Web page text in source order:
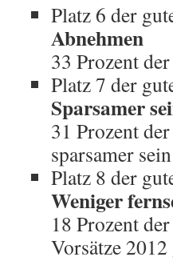
Platz 6 der
Abnehmen
33 Prozent
Platz 7 der
Sparsamer
31 Prozent
sparsamer
Platz 8 der
Weniger
18 Prozent
Vorsätze